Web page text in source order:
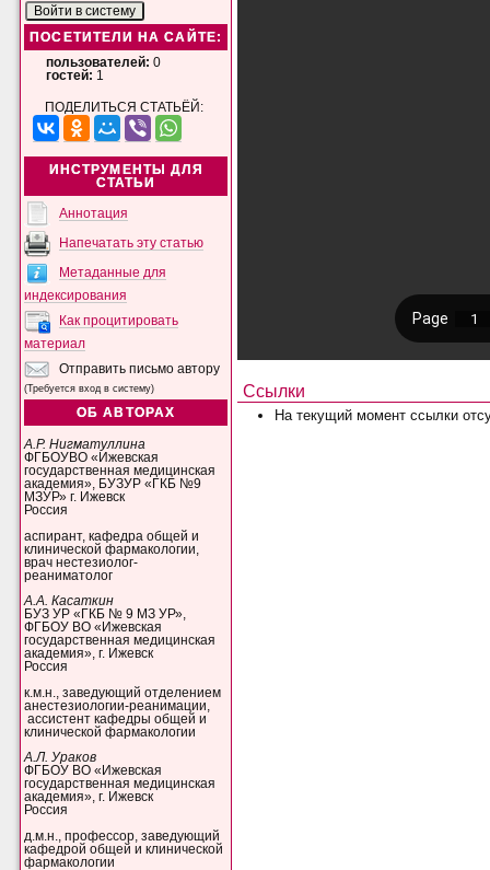
ПОСЕТИТЕЛИ НА САЙТЕ:
пользователей: 0
гостей: 1
ПОДЕЛИТЬСЯ СТАТЬЁЙ:
ИНСТРУМЕНТЫ ДЛЯ
СТАТЬИ
Аннотация
Напечатать эту статью
Метаданные для
индексирования
Как процитировать
материал
Отправить письмо автору
(Требуется вход в систему)
ОБ АВТОРАХ
А.Р. Нигматуллина
ФГБОУВО «Ижевская
государственная медицинская
академия», БУЗУР «ГКБ №9
МЗУР» г. Ижевск
Россия
аспирант, кафедра общей и
клинической фармакологии,
врач нестезиолог-
реаниматолог
А.А. Касаткин
БУЗ УР «ГКБ № 9 МЗ УР»,
ФГБОУ ВО «Ижевская
государственная медицинская
академия», г. Ижевск
Россия
к.м.н., заведующий отделением
анестезиологии-реанимации,
ассистент кафедры общей и
клинической фармакологии
А.Л. Ураков
ФГБОУ ВО «Ижевская
государственная медицинская
академия», г. Ижевск
Россия
д.м.н., профессор, заведующий
кафедрой общей и клинической
фармакологии
Ссылки
На текущий момент ссылки